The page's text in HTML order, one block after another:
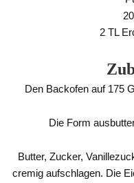
2 TL
Den Backofen auf 175
Die Form
Butter, Zucker,
cremig aufschlagen. Die